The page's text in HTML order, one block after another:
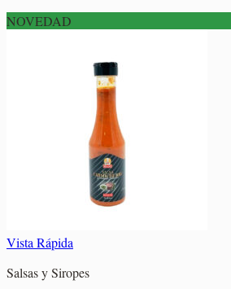
NOVEDAD
Vista Rápida
Salsas y Siropes